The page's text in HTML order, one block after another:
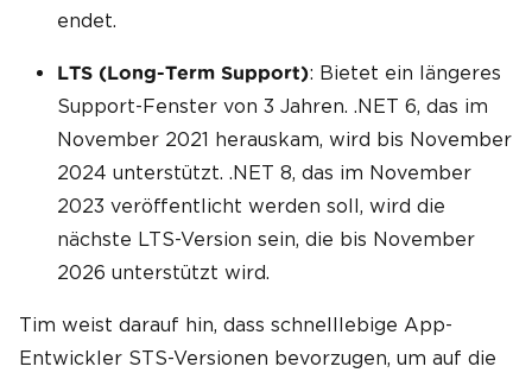
endet.
LTS (Long-Term Support): Bietet ein längeres
Support-Fenster von 3 Jahren. .NET 6, das im
November 2021 herauskam, wird bis November
2024 unterstützt. .NET 8, das im November
2023 veröffentlicht werden soll, wird die
nächste LTS-Version sein, die bis November
2026 unterstützt wird.
Tim weist darauf hin, dass schnelllebige App-
Entwickler STS-Versionen bevorzugen, um auf die